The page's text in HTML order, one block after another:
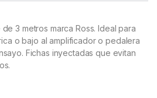
3 metros marca Ross. Ideal para
o bajo al amplificador o pedalera
Fichas inyectadas que evitan